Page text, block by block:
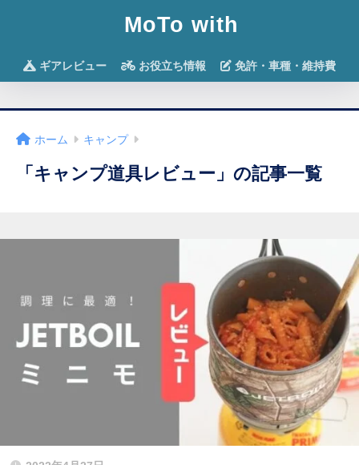
MoTo with
ギアレビュー お役立ち情報 免許・車種・維持費
ホーム キャンプ
「キャンプ道具レビュー」の記事一覧